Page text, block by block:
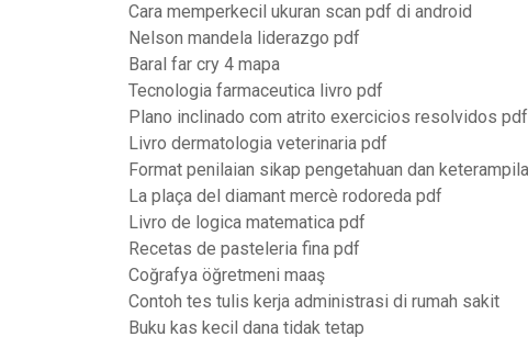
Cara memperkecil ukuran scan pdf di android
Nelson mandela liderazgo pdf
Baral far cry 4 mapa
Tecnologia farmaceutica livro pdf
Plano inclinado com atrito exercicios resolvidos pdf
Livro dermatologia veterinaria pdf
Format penilaian sikap pengetahuan dan
La plaça del diamant mercè rodoreda pdf
Livro de logica matematica pdf
Recetas de pasteleria fina pdf
Coğrafya öğretmeni maaş
Contoh tes tulis kerja administrasi di rumah sakit
Buku kas kecil dana tidak tetap